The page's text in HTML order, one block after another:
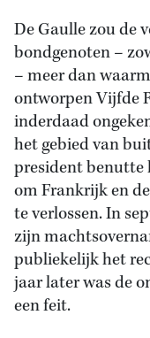
De Gaulle zou de
bondgenoten –
– meer dan
ontworpen Vijfde
inderdaad
het gebied van
president benutte
om Frankrijk en
te verlossen. In
zijn
publiekelijk het
jaar later was de
een feit.